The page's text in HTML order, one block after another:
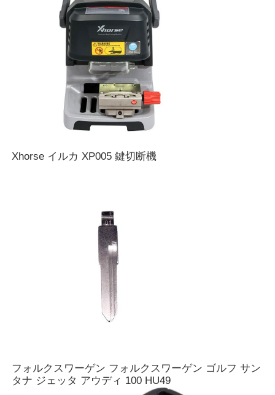
鍵屋機械
KEYDIY スマートキー
Xhorse イルカ XP005 鍵切断機
フォルクスワーゲン フォルクスワーゲン ゴルフ サン
タナ ジェッタ アウディ 100 HU49